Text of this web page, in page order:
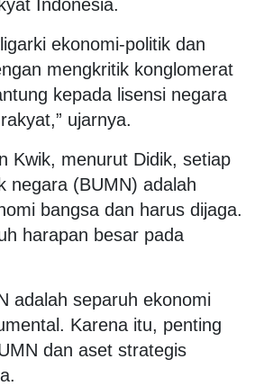
Indonesia.
ekonomi-politik dan
mengkritik konglomerat
kepada lisensi negara
ujarnya.
Kwik, menurut Didik, setiap
negara (BUMN) adalah
bangsa dan harus dijaga.
harapan besar pada
adalah separuh ekonomi
Karena itu, penting
dan aset strategis